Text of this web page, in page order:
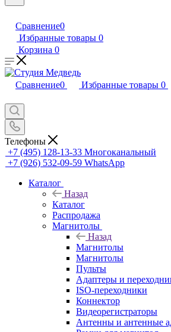
Сравнение0
Избранные товары 0
Корзина 0
Сравнение0 Избранные товары 0
Телефоны
+7 (495) 128-13-33 Многоканальный
+7 (926) 532-09-59 WhatsApp
Каталог
Назад
Каталог
Распродажа
Магнитолы
Назад
Магнитолы
Магнитолы
Пульты
Адаптеры и
ISO-переходники
Коннектор
Видеорегистраторы
Антенны и антенные